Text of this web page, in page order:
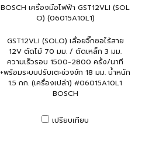
BOSCH เครื่องมือไฟฟ้า GST12VLI (SOL
O) (06015A10L1)
GST12VLI (SOLO) เลื่อยจิ๊กซอไร้สาย
12V ตัดไม้ 70 มม. / ตัดเหล็ก 3 มม.
ความเร็วรอบ 1500-2800 ครั้ง/นาที
+พร้อมระบบปรับเตะช่วงขัก 18 มม. น้ำหนัก
1.5 กก. (เครื่องเปล่า) #06015A10L1
BOSCH
เปรียบเทียบ